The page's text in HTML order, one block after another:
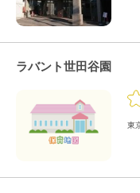
ラバント世田谷園
東